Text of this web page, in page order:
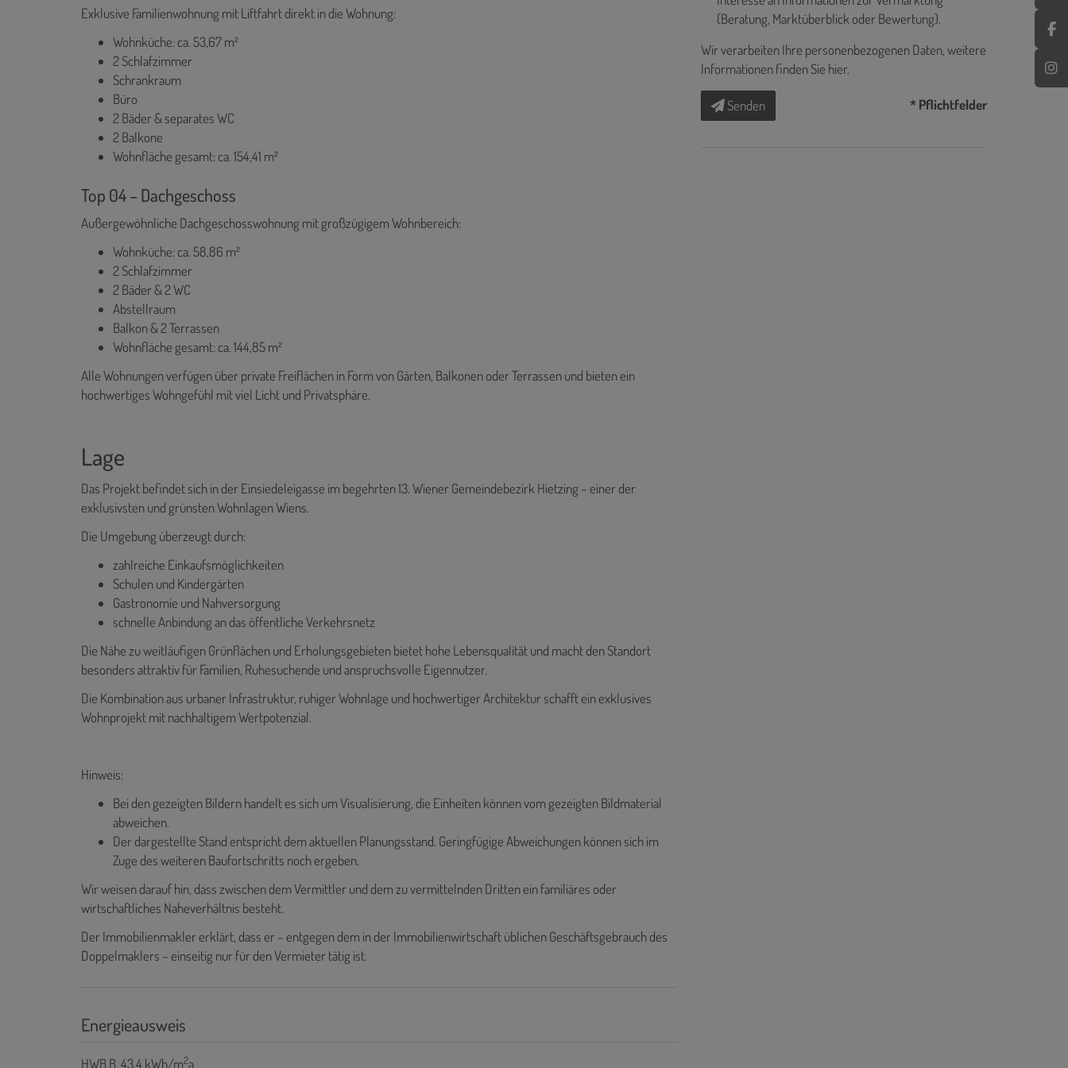
Exklusive Familienwohnung mit Liftfahrt direkt in die Wohnung:
Wohnküche: ca. 53,67 m²
2 Schlafzimmer
Schrankraum
Büro
2 Bäder & separates WC
2 Balkone
Wohnfläche gesamt: ca. 154,41 m²
Top 04 – Dachgeschoss
Außergewöhnliche Dachgeschosswohnung mit großzügigem Wohnbereich:
Wohnküche: ca. 58,86 m²
2 Schlafzimmer
2 Bäder & 2 WC
Abstellraum
Balkon & 2 Terrassen
Wohnfläche gesamt: ca. 144,85 m²
Alle Wohnungen verfügen über private Freiflächen in Form von Gärten, Balkonen oder Terrassen und bieten ein
hochwertiges Wohngefühl mit viel Licht und Privatsphäre.
Lage
Das Projekt befindet sich in der Einsiedeleigasse im begehrten 13. Wiener Gemeindebezirk Hietzing – einer der
exklusivsten und grünsten Wohnlagen Wiens.
Die Umgebung überzeugt durch:
zahlreiche Einkaufsmöglichkeiten
Schulen und Kindergärten
Gastronomie und Nahversorgung
schnelle Anbindung an das öffentliche Verkehrsnetz
Die Nähe zu weitläufigen Grünflächen und Erholungsgebieten bietet hohe Lebensqualität und macht den Standort
besonders attraktiv für Familien, Ruhesuchende und anspruchsvolle Eigennutzer.
Die Kombination aus urbaner Infrastruktur, ruhiger Wohnlage und hochwertiger Architektur schafft ein exklusives
Wohnprojekt mit nachhaltigem Wertpotenzial.
Hinweis:
Bei den gezeigten Bildern handelt es sich um Visualisierung, die Einheiten können vom gezeigten Bildmaterial
abweichen.
Der dargestellte Stand entspricht dem aktuellen Planungsstand. Geringfügige Abweichungen können sich im
Zuge des weiteren Baufortschritts noch ergeben.
Wir weisen darauf hin, dass zwischen dem Vermittler und dem zu vermittelnden Dritten ein familiäres oder
wirtschaftliches Naheverhältnis besteht.
Der Immobilienmakler erklärt, dass er – entgegen dem in der Immobilienwirtschaft üblichen Geschäftsgebrauch des
Doppelmaklers – einseitig nur für den Vermieter tätig ist.
Energieausweis
HWBB, 43.4 kWh/m2a
(Beratung, Marktüberblick oder Bewertung).
Wir verarbeiten Ihre personenbezogenen Daten, weitere
Informationen finden Sie hier.
Senden * Pflichtfelder